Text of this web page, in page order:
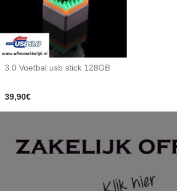
3.0 Voetbal usb stick 128GB
39,90€